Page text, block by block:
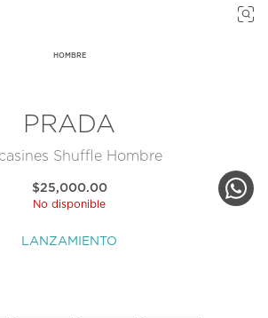
HOMBRE
PRADA
Shuffle Hombre
$25,000.00
No disponible
LANZAMIENTO